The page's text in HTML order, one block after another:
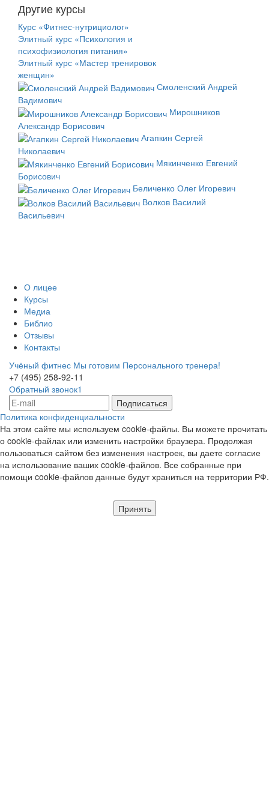
Другие курсы
Курс «Фитнес-нутрициолог»
Элитный курс «Психология и
психофизиология питания»
Элитный курс «Мастер тренировок
женщин»
Смоленский Андрей
Вадимович
Мирошников
Александр Борисович
Агапкин Сергей
Николаевич
Мякинченко Евгений
Борисович
Беличенко Олег Игоревич
Волков Василий
Васильевич
О лицее
Курсы
Медиа
Библио
Отзывы
Контакты
Учёный фитнес Мы готовим Персонального тренера!
+7 (495) 258-92-11
Обратный звонок1
Политика конфиденциальности
На этом сайте мы используем cookie-файлы. Вы можете прочитать
о cookie-файлах или изменить настройки браузера. Продолжая
пользоваться сайтом без изменения настроек, вы даете согласие
на использование ваших cookie-файлов. Все собранные при
помощи cookie-файлов данные будут храниться на территории РФ.
Принять